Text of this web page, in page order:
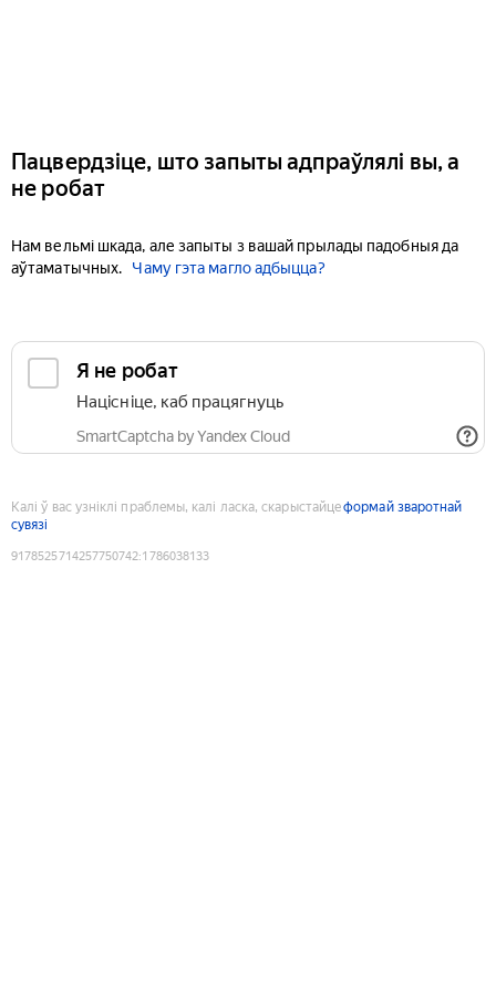
Пацвердзіце, што запыты адпраўлялі вы, а
не робат
Нам вельмі шкада, але запыты з вашай прылады падобныя да
аўтаматычных.
Чаму гэта магло адбыцца?
Я не робат
Націсніце, каб працягнуць
SmartCaptcha by Yandex Cloud
Калі ў вас узніклі праблемы, калі ласка, скарыстайцеформай зваротнай
сувязі
9178525714257750742:1786038133